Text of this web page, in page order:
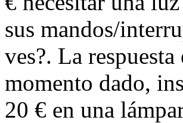
sus mandos/
ves?. La
momento dado,
20 € en una